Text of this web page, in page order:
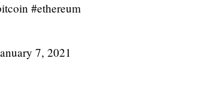
#ethereum
7, 2021